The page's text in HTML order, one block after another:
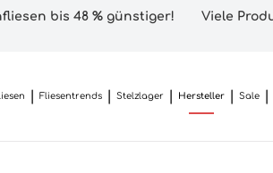
bis 48 % günstiger! Viele
Fliesentrends Stelzlager Hersteller Sale